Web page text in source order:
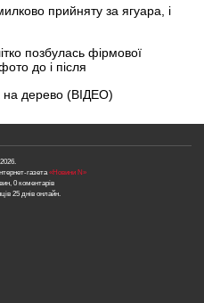
прийняту за ягуара, і
позбулась фірмової
до і після
на дерево (ВІДЕО)
газета«Новини N»
0 коментарів
25 днів онлайн.